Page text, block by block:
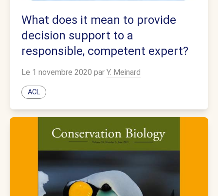
What does it mean to provide
decision support to a
responsible, competent expert?
Le 1 novembre 2020 par Y. Meinard
ACL